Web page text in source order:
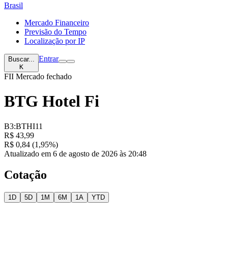
Brasil
Mercado Financeiro
Previsão do Tempo
Localização por IP
Buscar...
K
Entrar
FII Mercado fechado
BTG Hotel Fi
B3:BTHI11
R$ 43,99
R$ 0,84 (1,95%)
Atualizado em 6 de agosto de 2026 às 20:48
Cotação
1D 5D 1M 6M 1A YTD